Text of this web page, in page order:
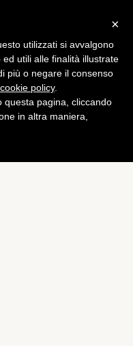
una fibra
più
×
utilizzati si avvalgono
utili alle finalità illustrate
più o negare il consenso
cookie policy.
questa pagina, cliccando
in altra maniera,